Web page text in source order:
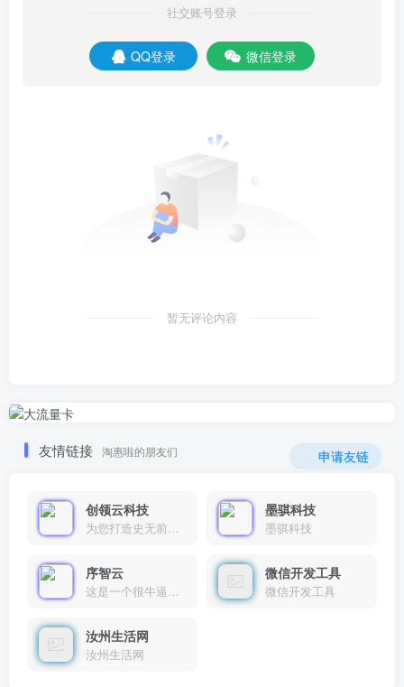
社交账号登录
QQ登录 微信登录
暂无评论内容
友情链接 淘惠啦的朋友们 申请友链
创领云科技
为您打造史无前例的应用产品带您认识新时代产品的创新
墨骐科技
墨骐科技
序智云
这是一个很牛逼的开发者，要开发找他准行！
微信开发工具
微信开发工具
汝州生活网
汝州生活网